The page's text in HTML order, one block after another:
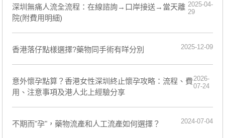
深圳無痛人流全流程：在線諮詢→口岸接送→當天離
院(附費用明細)
2025-04-
29
香港落仔點樣選擇?藥物同手術有咩分別 2025-12-09
意外懷孕點算？香港女性深圳終止懷孕攻略：流程、費
用、注意事項及港人北上經驗分享
2026-
07-24
​不期而"孕"，藥物流產和人工流產如何選擇？ 2024-07-04